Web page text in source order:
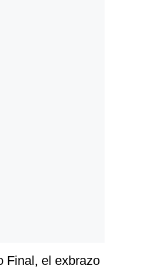
Final, el exbrazo